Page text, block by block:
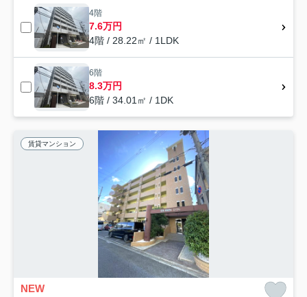
4階
7.6万円
4階 / 28.22㎡ / 1LDK
6階
8.3万円
6階 / 34.01㎡ / 1DK
賃貸マンション
NEW